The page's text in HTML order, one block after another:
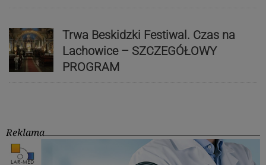
Trwa Beskidzki Festiwal. Czas na
Lachowice – SZCZEGÓŁOWY
PROGRAM
Reklama